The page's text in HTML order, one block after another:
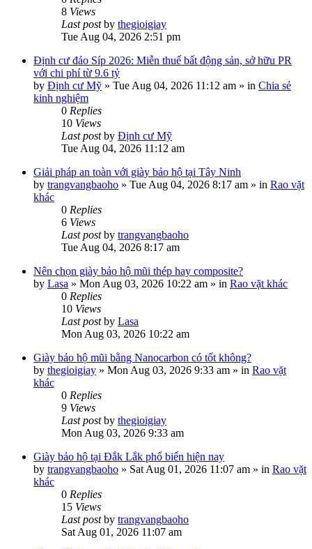
8 Views
Last postby thegioigiay
Tue Aug 04, 2026 2:51 pm
Định cư đảo Síp 2026: Miễn thuế bất động sản, sở hữu PR
với chi phí từ 9.6 tỷ
by Định cư Mỹ » Tue Aug 04, 2026 11:12 am » in Chia sẻ
kinh nghiệm
0 Replies
10 Views
Last postby Định cư Mỹ
Tue Aug 04, 2026 11:12 am
Giải pháp an toàn với giày bảo hộ tại Tây Ninh
by trangvangbaoho » Tue Aug 04, 2026 8:17 am » in Rao vặt
khác
0 Replies
6 Views
Last postby trangvangbaoho
Tue Aug 04, 2026 8:17 am
Nên chọn giày bảo hộ mũi thép hay composite?
by Lasa » Mon Aug 03, 2026 10:22 am » in Rao vặt khác
0 Replies
10 Views
Last postby Lasa
Mon Aug 03, 2026 10:22 am
Giày bảo hộ mũi bằng Nanocarbon có tốt không?
by thegioigiay » Mon Aug 03, 2026 9:33 am » in Rao vặt
khác
0 Replies
9 Views
Last postby thegioigiay
Mon Aug 03, 2026 9:33 am
Giày bảo hộ tại Đắk Lắk phổ biến hiện nay
by trangvangbaoho » Sat Aug 01, 2026 11:07 am » in Rao vặt
khác
0 Replies
15 Views
Last postby trangvangbaoho
Sat Aug 01, 2026 11:07 am